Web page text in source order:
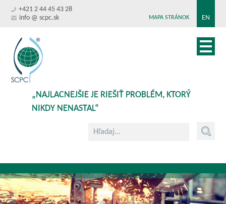
+421 2 44 45 43 28
info @ scpc.sk
EN
MAPA STRÁNOK
„NAJLACNEJŠIE JE RIEŠIŤ PROBLÉM, KTORÝ
NIKDY NENASTAL“